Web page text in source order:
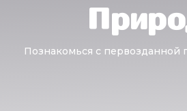
Познакомься с первозданной